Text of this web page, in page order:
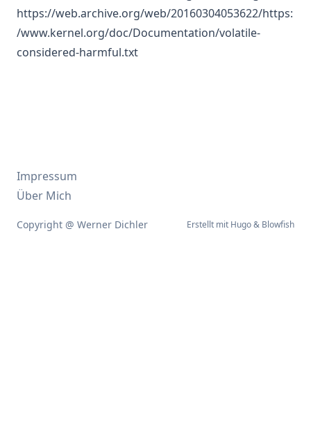
https://web.archive.org/web/20160304053622/https:
/www.kernel.org/doc/Documentation/volatile-
considered-harmful.txt
Impressum
Über Mich
Copyright @ Werner Dichler Erstellt mit Hugo& Blowfish